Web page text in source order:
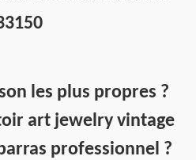
les plus propres ?
art jewelry vintage
professionnel ?